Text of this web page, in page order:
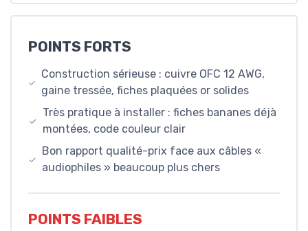
POINTS FORTS
Construction sérieuse : cuivre OFC 12 AWG,
gaine tressée, fiches plaquées or solides
Très pratique à installer : fiches bananes déjà
montées, code couleur clair
Bon rapport qualité-prix face aux câbles «
audiophiles » beaucoup plus chers
POINTS FAIBLES